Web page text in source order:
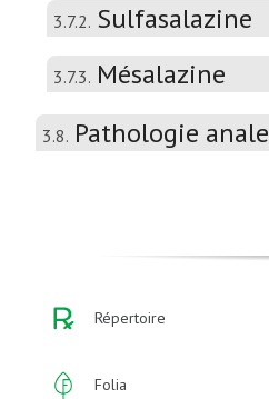
3.7.2. Sulfasalazine
3.7.3. Mésalazine
3.8. Pathologie anale
Répertoire
Folia